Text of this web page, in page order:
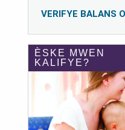
VERIFYE BALANS
ÈSKE MWEN
KALIFYE?